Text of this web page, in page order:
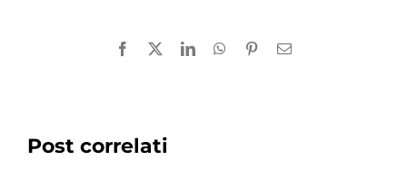
Facebook LinkedInWhatsApp
PinterestEmail
Post correlati